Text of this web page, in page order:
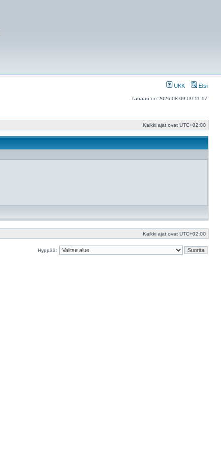
UKK Etsi
Tänään on 2026-08-09 09:11:17
Kaikki ajat ovat UTC+02:00
Kaikki ajat ovat UTC+02:00
Hyppää: